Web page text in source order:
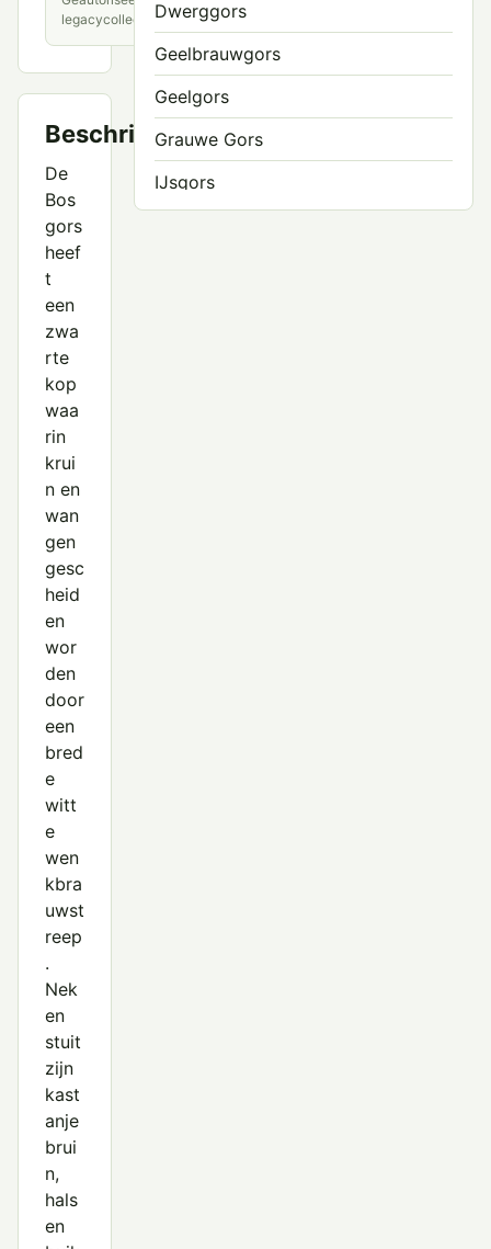
legacycollectie
Beschrijving
De
Bos
gors
heef
t
een
zwa
rte
kop
waa
rin
krui
n en
wan
gen
gesc
heid
en
wor
den
door
een
bred
e
witt
e
wen
kbra
uwst
reep
.
Nek
en
stuit
zijn
kast
anje
brui
n,
hals
en
Dwerggors
Geelbrauwgors
Geelgors
Grauwe Gors
IJsgors